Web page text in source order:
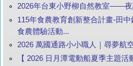
2026年台東小野柳自然教室——夜
115年食農教育創新整合計畫-田中
食農體驗活動...
2026 萬國通路小小職人｜尋夢航
【 2026 日月潭電動船夏季主題